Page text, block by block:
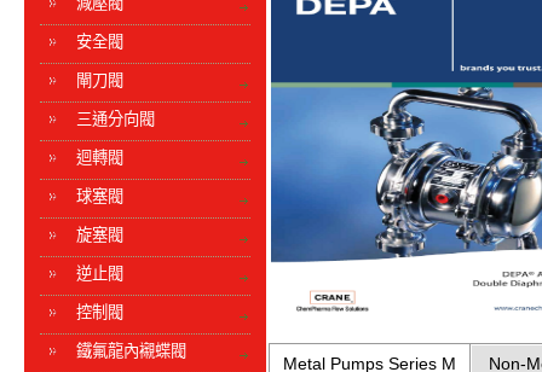
安全閥
閘刀閥
三通分向閥
迴轉閥
球塞閥
旋塞閥
逆止閥
控制閥
鐵氟龍內襯蝶閥
Metal Pumps Series M Non-